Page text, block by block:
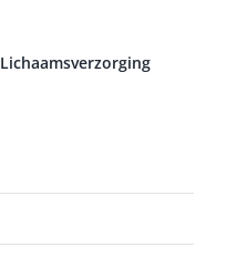
Lichaamsverzorging